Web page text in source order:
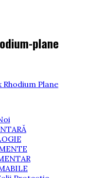
plane
Rhodium Plane